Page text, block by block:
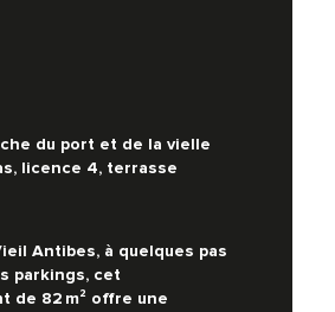
du port et de la vielle
licence 4, terrasse
Antibes, à quelques pas
parkings, cet
de 82 m² offre une